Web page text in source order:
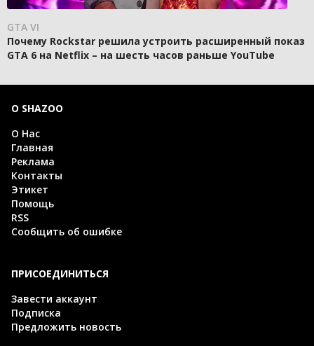
GTA VI
Почему Rockstar решила устроить расширенный показ
GTA 6 на Netflix – на шесть часов раньше YouTube
О SHAZOO
О Нас
Главная
Реклама
Контакты
Этикет
Помощь
RSS
Сообщить об ошибке
ПРИСОЕДИНИТЬСЯ
Завести аккаунт
Подписка
Предложить новость